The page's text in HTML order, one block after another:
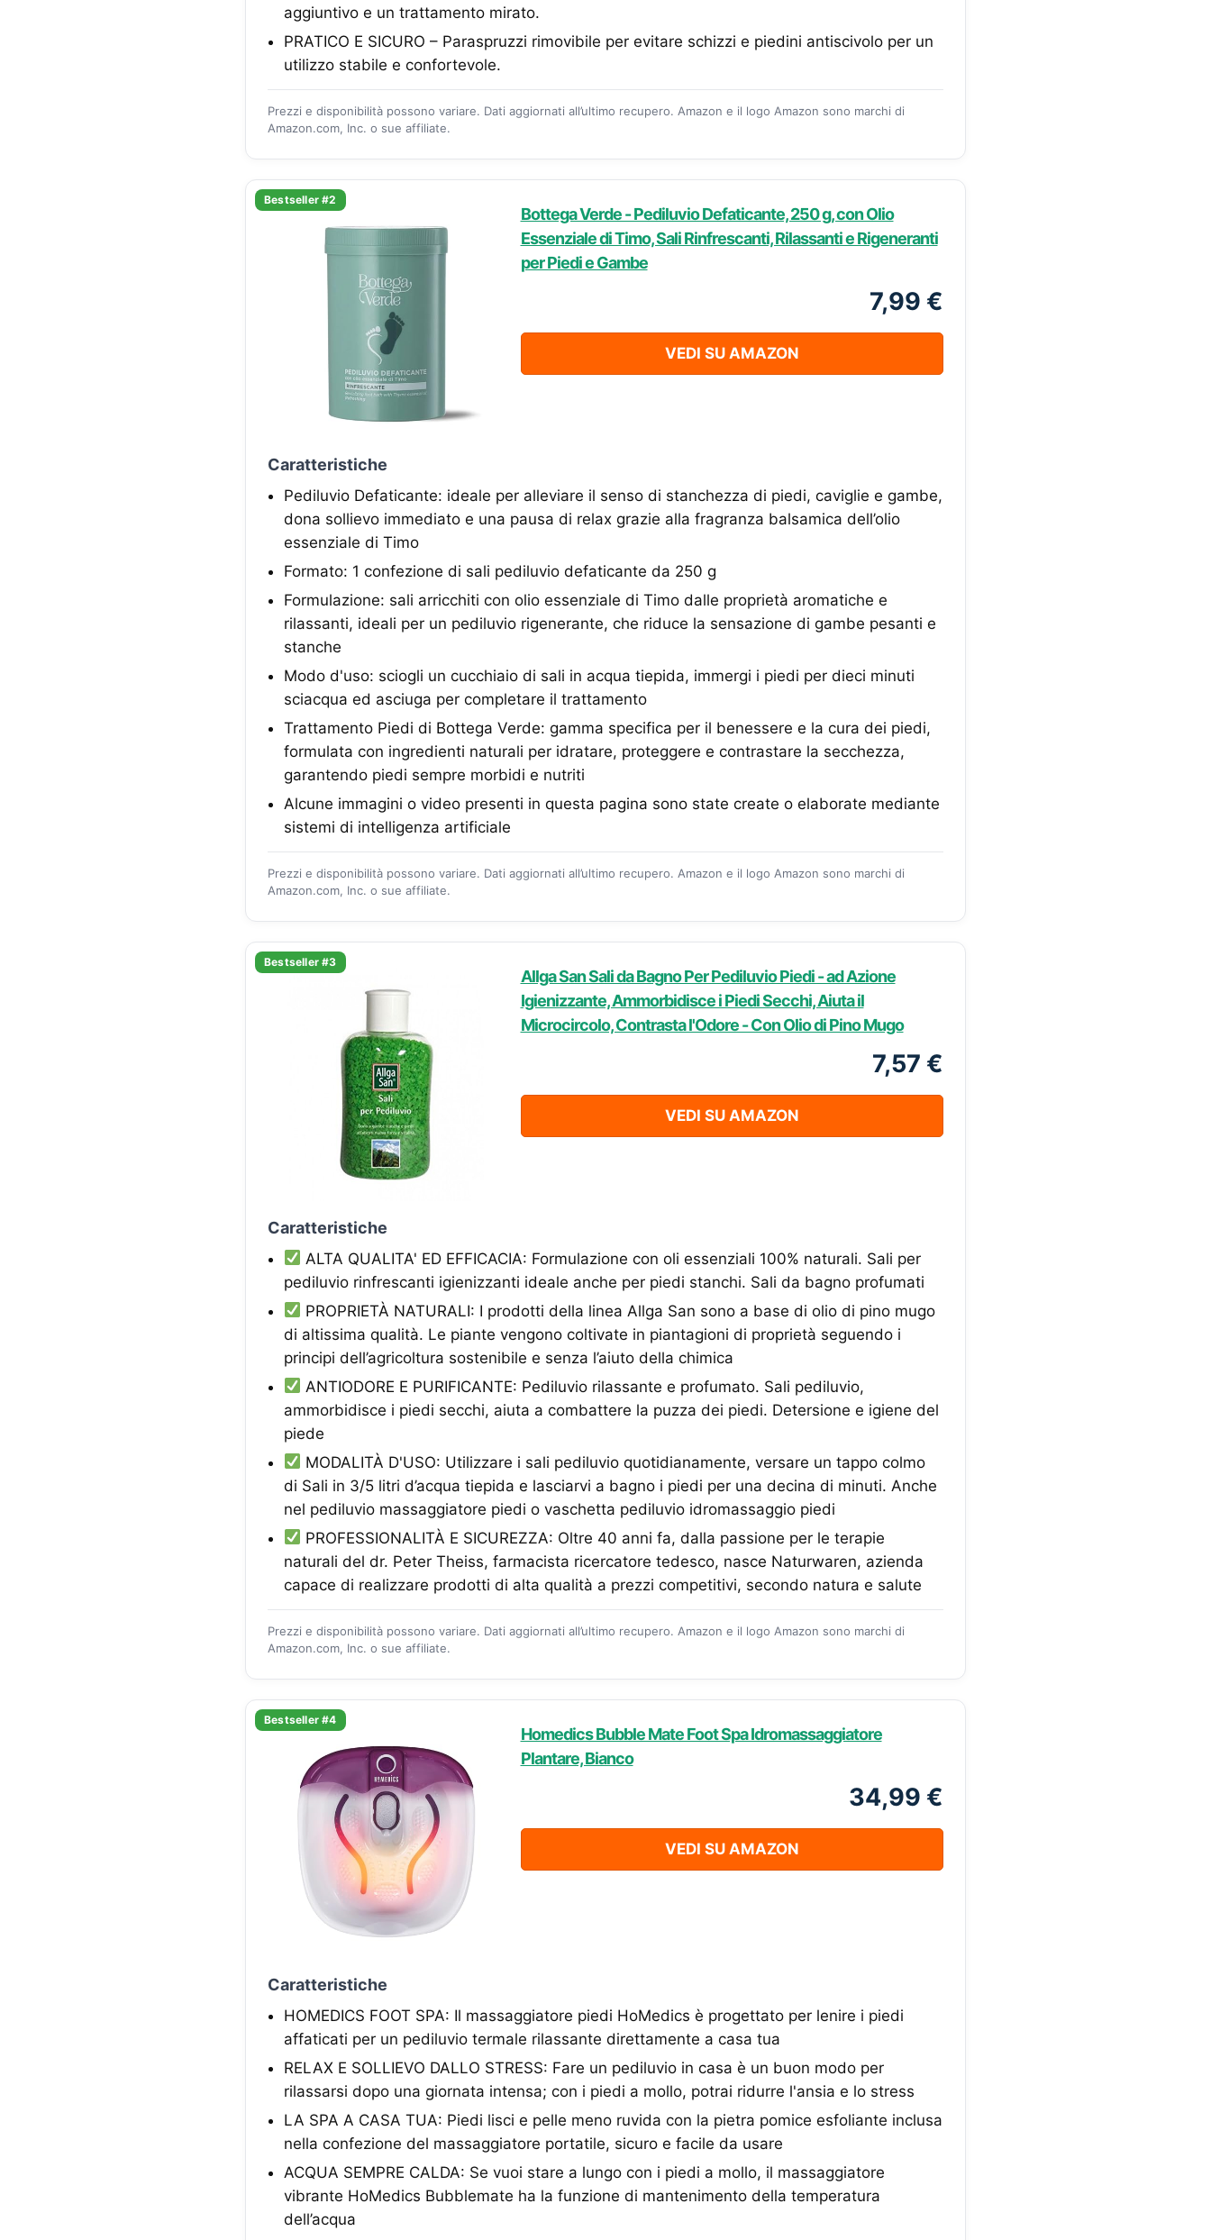
aggiuntivo e un trattamento mirato.
PRATICO E SICURO – Paraspruzzi rimovibile per evitare schizzi e piedini antiscivolo per un
utilizzo stabile e confortevole.
Prezzi e disponibilità possono variare. Dati aggiornati all’ultimo recupero. Amazon e il logo Amazon sono marchi di
Amazon.com, Inc. o sue affiliate.
Bestseller #2
Bottega Verde - Pediluvio Defaticante, 250 g, con Olio
Essenziale di Timo, Sali Rinfrescanti, Rilassanti e Rigeneranti
per Piedi e Gambe
7,99 €
VEDI SU AMAZON
Caratteristiche
Pediluvio Defaticante: ideale per alleviare il senso di stanchezza di piedi, caviglie e gambe,
dona sollievo immediato e una pausa di relax grazie alla fragranza balsamica dell’olio
essenziale di Timo
Formato: 1 confezione di sali pediluvio defaticante da 250 g
Formulazione: sali arricchiti con olio essenziale di Timo dalle proprietà aromatiche e
rilassanti, ideali per un pediluvio rigenerante, che riduce la sensazione di gambe pesanti e
stanche
Modo d'uso: sciogli un cucchiaio di sali in acqua tiepida, immergi i piedi per dieci minuti
sciacqua ed asciuga per completare il trattamento
Trattamento Piedi di Bottega Verde: gamma specifica per il benessere e la cura dei piedi,
formulata con ingredienti naturali per idratare, proteggere e contrastare la secchezza,
garantendo piedi sempre morbidi e nutriti
Alcune immagini o video presenti in questa pagina sono state create o elaborate mediante
sistemi di intelligenza artificiale
Prezzi e disponibilità possono variare. Dati aggiornati all’ultimo recupero. Amazon e il logo Amazon sono marchi di
Amazon.com, Inc. o sue affiliate.
Bestseller #3
Allga San Sali da Bagno Per Pediluvio Piedi - ad Azione
Igienizzante, Ammorbidisce i Piedi Secchi, Aiuta il
Microcircolo, Contrasta l'Odore - Con Olio di Pino Mugo
7,57 €
VEDI SU AMAZON
Caratteristiche
ALTA QUALITA' ED EFFICACIA: Formulazione con oli essenziali 100% naturali. Sali per
pediluvio rinfrescanti igienizzanti ideale anche per piedi stanchi. Sali da bagno profumati
PROPRIETÀ NATURALI: I prodotti della linea Allga San sono a base di olio di pino mugo
di altissima qualità. Le piante vengono coltivate in piantagioni di proprietà seguendo i
principi dell’agricoltura sostenibile e senza l’aiuto della chimica
ANTIODORE E PURIFICANTE: Pediluvio rilassante e profumato. Sali pediluvio,
ammorbidisce i piedi secchi, aiuta a combattere la puzza dei piedi. Detersione e igiene del
piede
MODALITÀ D'USO: Utilizzare i sali pediluvio quotidianamente, versare un tappo colmo
di Sali in 3/5 litri d’acqua tiepida e lasciarvi a bagno i piedi per una decina di minuti. Anche
nel pediluvio massaggiatore piedi o vaschetta pediluvio idromassaggio piedi
PROFESSIONALITÀ E SICUREZZA: Oltre 40 anni fa, dalla passione per le terapie
naturali del dr. Peter Theiss, farmacista ricercatore tedesco, nasce Naturwaren, azienda
capace di realizzare prodotti di alta qualità a prezzi competitivi, secondo natura e salute
Prezzi e disponibilità possono variare. Dati aggiornati all’ultimo recupero. Amazon e il logo Amazon sono marchi di
Amazon.com, Inc. o sue affiliate.
Bestseller #4
Homedics Bubble Mate Foot Spa Idromassaggiatore
Plantare, Bianco
34,99 €
VEDI SU AMAZON
Caratteristiche
HOMEDICS FOOT SPA: Il massaggiatore piedi HoMedics è progettato per lenire i piedi
affaticati per un pediluvio termale rilassante direttamente a casa tua
RELAX E SOLLIEVO DALLO STRESS: Fare un pediluvio in casa è un buon modo per
rilassarsi dopo una giornata intensa; con i piedi a mollo, potrai ridurre l'ansia e lo stress
LA SPA A CASA TUA: Piedi lisci e pelle meno ruvida con la pietra pomice esfoliante inclusa
nella confezione del massaggiatore portatile, sicuro e facile da usare
ACQUA SEMPRE CALDA: Se vuoi stare a lungo con i piedi a mollo, il massaggiatore
vibrante HoMedics Bubblemate ha la funzione di mantenimento della temperatura
dell’acqua